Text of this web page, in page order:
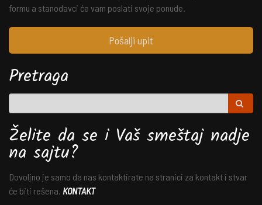
formu a stanodavci će vam poslati svoje ponude.
Pošalji upit
Pretraga
Želite da se i Vaš smeštaj nadje
na sajtu?
Dovoljno je samo da nas kontaktirate na stranici za kontakt i stvar
će biti rešena. KONTAKT